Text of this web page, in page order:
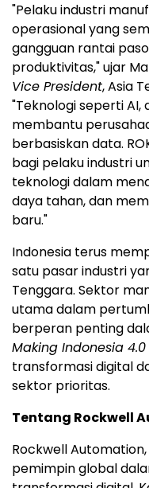
"Pelaku industri
operasional yang
gangguan rantai
produktivitas," ujar
Vice President, Asia
"Teknologi seperti AI,
membantu
berbasiskan data.
bagi pelaku industri
teknologi dalam
daya tahan, dan
baru."
Indonesia terus
satu pasar industri
Tenggara. Sektor
utama dalam
berperan penting
Making Indonesia 4.0
transformasi digital
sektor prioritas.
Tentang Rockwell
Rockwell Automation,
pemimpin global